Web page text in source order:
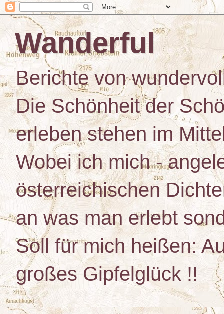
Wanderful
Berichte von
Die Schönheit der
erleben stehen im
Wobei ich mich -
österreichischen
an was man erlebt
Soll für mich heißen:
großes Gipfelglück !!